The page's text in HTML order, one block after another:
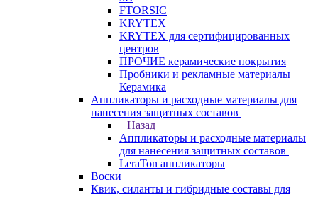
FTORSIC
KRYTEX
KRYTEX для сертифицированных
центров
ПРОЧИЕ керамические покрытия
Пробники и рекламные материалы
Керамика
Аппликаторы и расходные материалы для
нанесения защитных составов
Назад
Аппликаторы и расходные материалы
для нанесения защитных составов
LeraTon аппликаторы
Воски
Квик, силанты и гибридные составы для